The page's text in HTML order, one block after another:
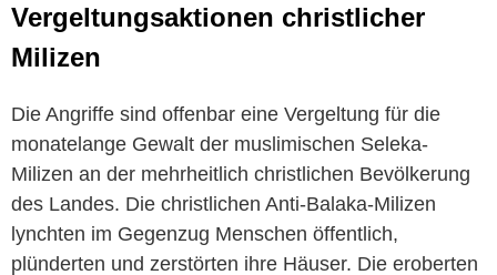
Vergeltungsaktionen christlicher
Milizen
Die Angriffe sind offenbar eine Vergeltung für die
monatelange Gewalt der muslimischen Seleka-
Milizen an der mehrheitlich christlichen Bevölkerung
des Landes. Die christlichen Anti-Balaka-Milizen
lynchten im Gegenzug Menschen öffentlich,
plünderten und zerstörten ihre Häuser. Die eroberten